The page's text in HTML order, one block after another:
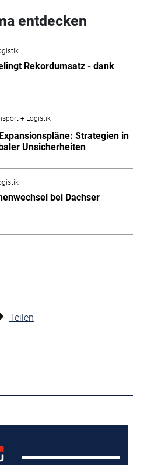
entdecken
Rekordumsatz - dank
+ Logistik
Strategien in
Unsicherheiten
bei Dachser
Teilen